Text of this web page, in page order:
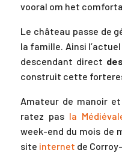
vooral om het
Le château passe de
la famille. Ainsi l’actuel
descendant direct
construit cette
Amateur de manoir et
ratez pas la
week-end du mois de
site internet de